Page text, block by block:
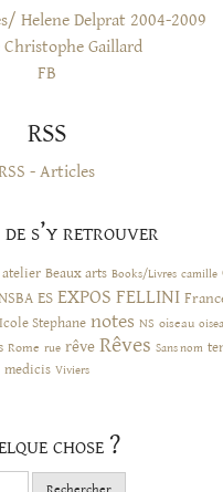
Helene Delprat 2004-2009
Christophe Gaillard
FB
RSS
- Articles
s’y retrouver
atelier Beaux arts Books/Livres camille
ES EXPOS FELLINI
Stephane notes NS oiseau
Rome rue rêve Rêves Sans nom
medicis Viviers
chose ?